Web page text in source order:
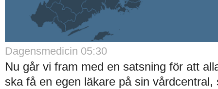
Dagensmedicin 05:30
Nu går vi fram med en satsning för att
ska få en egen läkare på sin vårdcentral,